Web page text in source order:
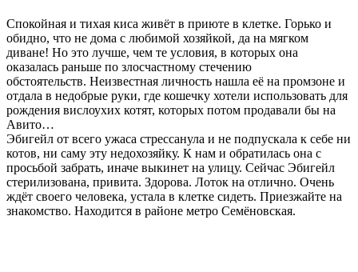
Спокойная и тихая киса живёт в приюте в клетке. Горько и
обидно, что не дома с любимой хозяйкой, да на мягком
диване! Но это лучше, чем те условия, в которых она
оказалась раньше по злосчастному стечению
обстоятельств. Неизвестная личность нашла её на промзоне и
отдала в недобрые руки, где кошечку хотели использовать для
рождения вислоухих котят, которых потом продавали бы на
Авито…
Эбигейл от всего ужаса стрессанула и не подпускала к себе ни
котов, ни саму эту недохозяйку. К нам и обратилась она с
просьбой забрать, иначе выкинет на улицу. Сейчас Эбигейл
стерилизована, привита. Здорова. Лоток на отлично. Очень
ждёт своего человека, устала в клетке сидеть. Приезжайте на
знакомство. Находится в районе метро Семёновская.